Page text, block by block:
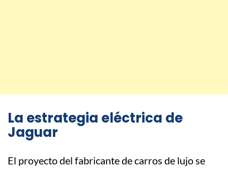
La estrategia eléctrica de
Jaguar
El proyecto del fabricante de carros de lujo se